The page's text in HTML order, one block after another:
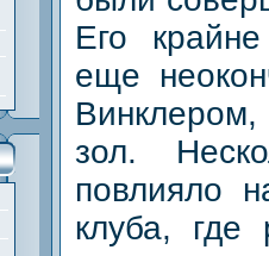
Его
еще
зол.
повлияло
клуба,